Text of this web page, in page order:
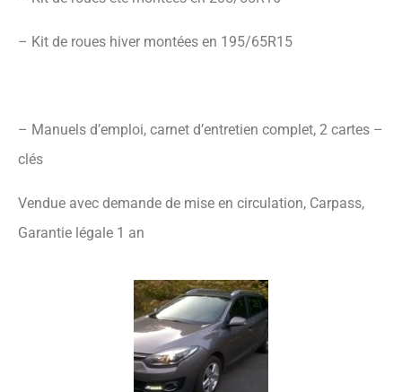
– Kit de roues hiver montées en 195/65R15
– Manuels d’emploi, carnet d’entretien complet, 2 cartes –
clés
Vendue avec demande de mise en circulation, Carpass,
Garantie légale 1 an